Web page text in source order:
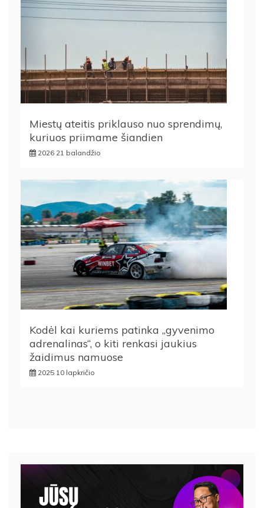
Miestų ateitis priklauso nuo sprendimų,
kuriuos priimame šiandien
2026 21 balandžio
Kodėl kai kuriems patinka „gyvenimo
adrenalinas“, o kiti renkasi jaukius
žaidimus namuose
2025 10 lapkričio